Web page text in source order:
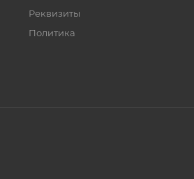
Реквизиты
Политика